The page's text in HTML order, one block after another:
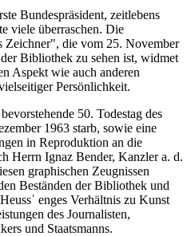
Bundespräsident, zeitlebens
viele überraschen. Die
Zeichner", die vom 25. November
Bibliothek zu sehen ist, widmet
Aspekt wie auch anderen
Persönlichkeit.
50. Todestag des
1963 starb, sowie eine
in Reproduktion an die
Herrn Ignaz Bender, Kanzler a. d.
graphischen Zeugnissen
Beständen der Bibliothek und
enges Verhältnis zu Kunst
des Journalisten,
und Staatsmanns.